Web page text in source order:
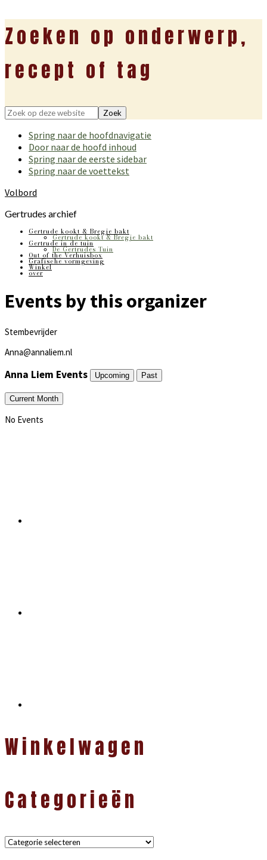
Zoeken op onderwerp,
recept of tag
Zoek
deze
website
Spring naar de hoofdnavigatie
Door naar de hoofd inhoud
Spring naar de eerste sidebar
Spring naar de voettekst
Volbord
Gertrudes archief
Gertrude kookt & Bregje bakt
Gertrude kookt & Bregje bakt
Gertrude in de tuin
De Gertrudes Tuin
Out of the Verhuisbox
Grafische vormgeving
Winkel
over
Events by this organizer
Stembevrijder
Anna@annaliem.nl
Anna Liem Events Upcoming Past
Current Month
No Events
Winkelwagen
Categorieën
Categorieën